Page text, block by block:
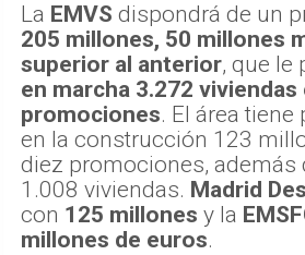
La EMVS dispondrá de un
205 millones, 50 millones
superior al anterior, que le
en marcha 3.272 viviendas
promociones. El área
en la construcción 123
diez promociones, además
1.008 viviendas. Madrid
con 125 millones y la
millones de euros.